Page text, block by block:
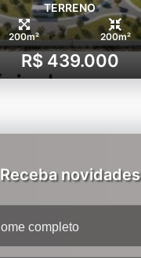
TERRENO
200m² 200m²
R$ 439.000
Receba novidades